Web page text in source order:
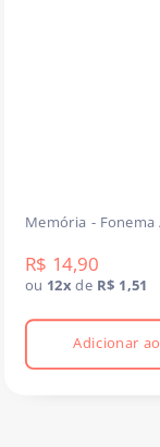
Memória -
R$ 14,90
ou 12x de R$ 1,51
Adicionar